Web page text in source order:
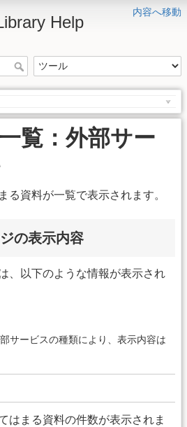
内容へ移動
Help
覧：外部サー
る資料が一覧で表示されます。
の表示内容
、以下のような情報が表示され
サービスの種類により、表示内容は
はまる資料の件数が表示されま